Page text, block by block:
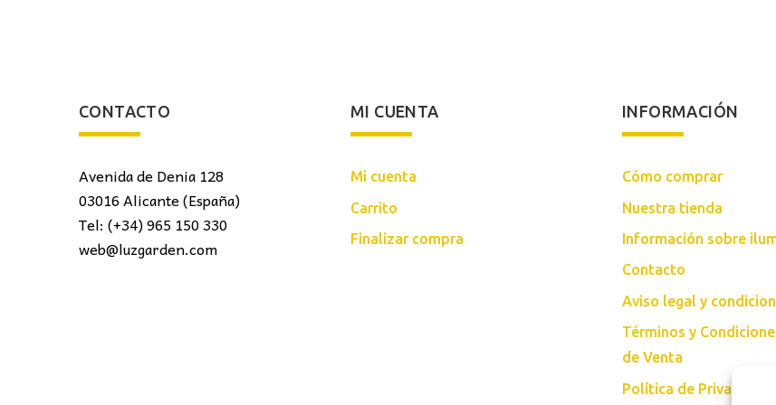
CONTACTO
Avenida de Denia 128
03016 Alicante (España)
Tel: (+34) 965 150 330
web@luzgarden.com
MI CUENTA
Mi cuenta
Carrito
Finalizar compra
INFORMACIÓN
Cómo comprar
Nuestra tienda
Información sobre
Contacto
Aviso legal y
Términos y
de Venta
Política de Privacidad